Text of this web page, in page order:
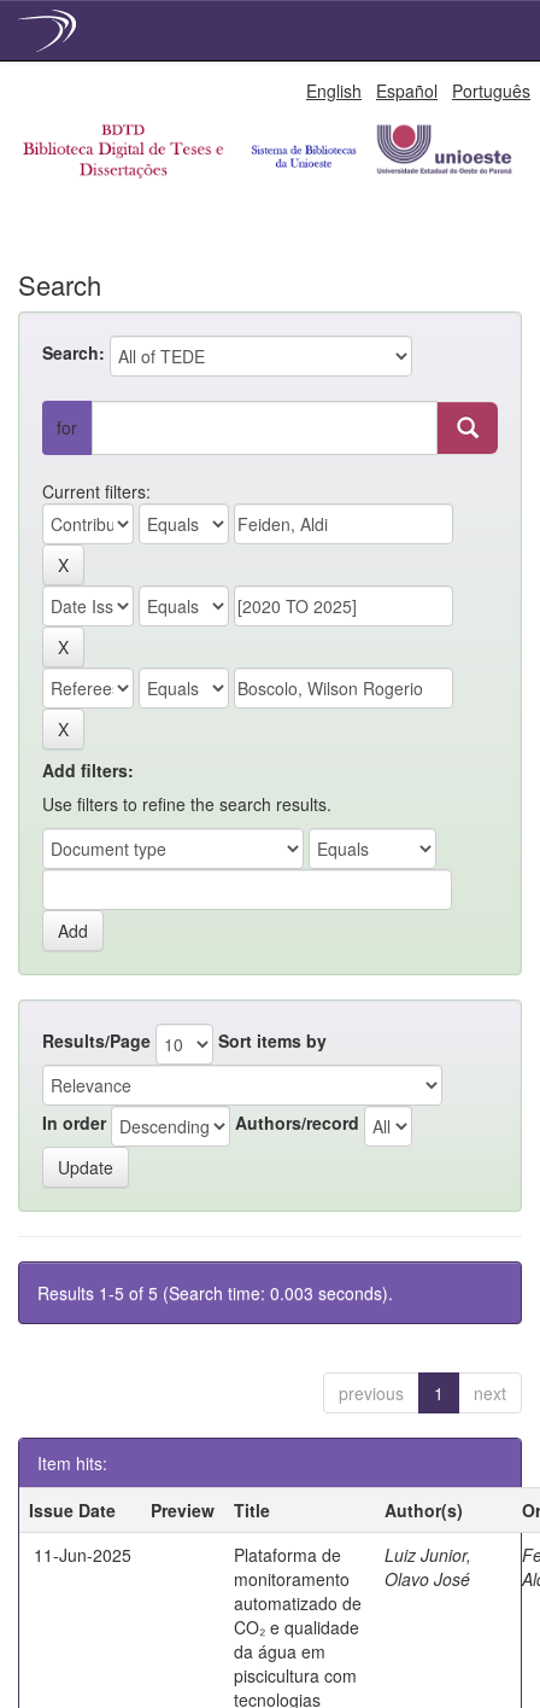
English Español Português
Search
Search:
for
Current filters:
Add filters:
Use filters to refine the search results.
Results/Page Sort items by
In order Authors/record
Results 1-5 of 5 (Search time: 0.003 seconds).
previous 1 next
Item hits:
Issue Date
Preview Title Author(s)
11-Jun-2025
Plataforma de
monitoramento
automatizado de
CO₂ e qualidade
da água em
piscicultura com
tecnologias
Luiz Junior,
Olavo José